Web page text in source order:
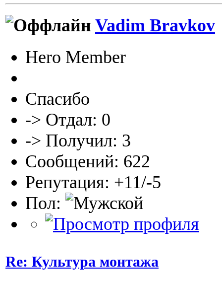
Vadim Bravkov
Hero Member
Спасибо
-> Отдал: 0
-> Получил: 3
Сообщений: 622
Репутация: +11/-5
Пол:
Re: Культура монтажа